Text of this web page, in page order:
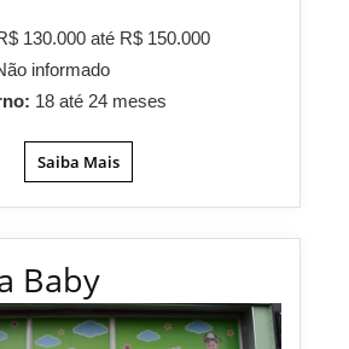
130.000 até R$ 150.000
informado
18 até 24 meses
Saiba Mais
Baby